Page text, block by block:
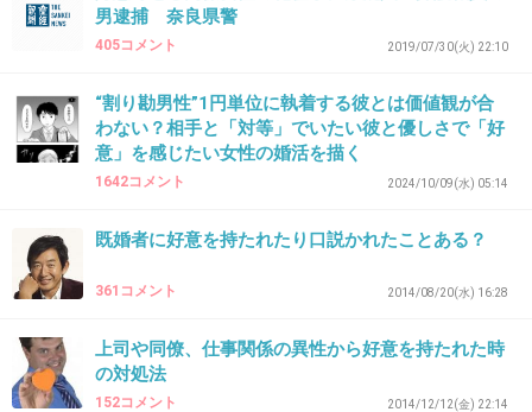
のびちゃん可愛い😍
-1
40. 匿名 2026/07/07(火) 21:28:53
自信がないからでしょ？
男逮捕 奈良県警
405コメント 2019/07/30(火) 22:10
“割り勘男性”1円単位に執着する彼とは価値観が合
わない？相手と「対等」でいたい彼と優しさで「好
意」を感じたい女性の婚活を描く
1642コメント 2024/10/09(水) 05:14
既婚者に好意を持たれたり口説かれたことある？
361コメント 2014/08/20(水) 16:28
上司や同僚、仕事関係の異性から好意を持たれた時
の対処法
152コメント 2014/12/12(金) 22:14